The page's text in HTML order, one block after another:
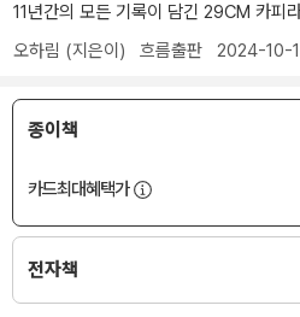
11년간의 모든 기록이 담긴 29CM 카피
오하림 (지은이) 흐름출판 2024-10-
종이책
카드최대혜택가
전자책